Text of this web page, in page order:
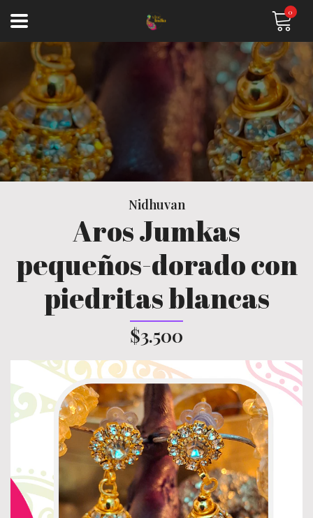
0
Nidhuvan
Aros Jumkas
pequeños-dorado con
piedritas blancas
$3.500